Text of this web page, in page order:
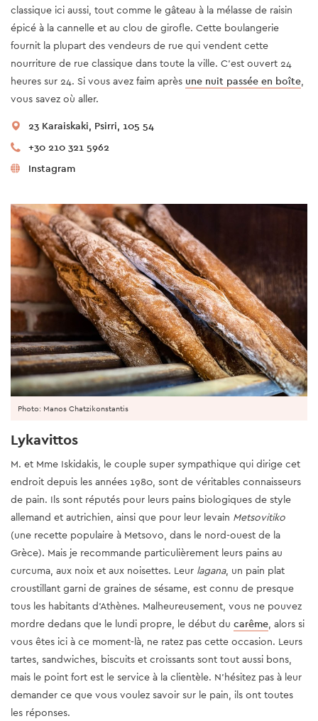
classique ici aussi, tout comme le gâteau à la mélasse de raisin
épicé à la cannelle et au clou de girofle. Cette boulangerie
fournit la plupart des vendeurs de rue qui vendent cette
nourriture de rue classique dans toute la ville. C’est ouvert 24
heures sur 24. Si vous avez faim après une nuit passée en boîte
vous savez où aller.
23 Karaiskaki, Psirri, 105 54
+30 210 321 5962
Instagram
Lykavittos
M. et Mme Iskidakis, le couple super sympathique qui dirige cet
endroit depuis les années 1980, sont de véritables connaisseurs
de pain. Ils sont réputés pour leurs pains biologiques de style
allemand et autrichien, ainsi que pour leur levain Metsovitiko
(une recette populaire à Metsovo, dans le nord-ouest de la
Grèce). Mais je recommande particulièrement leurs pains au
curcuma, aux noix et aux noisettes. Leur lagana, un pain plat
croustillant garni de graines de sésame, est connu de presque
tous les habitants d’Athènes. Malheureusement, vous ne pouvez
mordre dedans que le lundi propre, le début du carême, alors si
vous êtes ici à ce moment-là, ne ratez pas cette occasion. Leurs
tartes, sandwiches, biscuits et croissants sont tout aussi bons,
mais le point fort est le service à la clientèle. N'hésitez pas à leur
demander ce que vous voulez savoir sur le pain, ils ont toutes
les réponses.
Photo: Manos Chatzikonstantis